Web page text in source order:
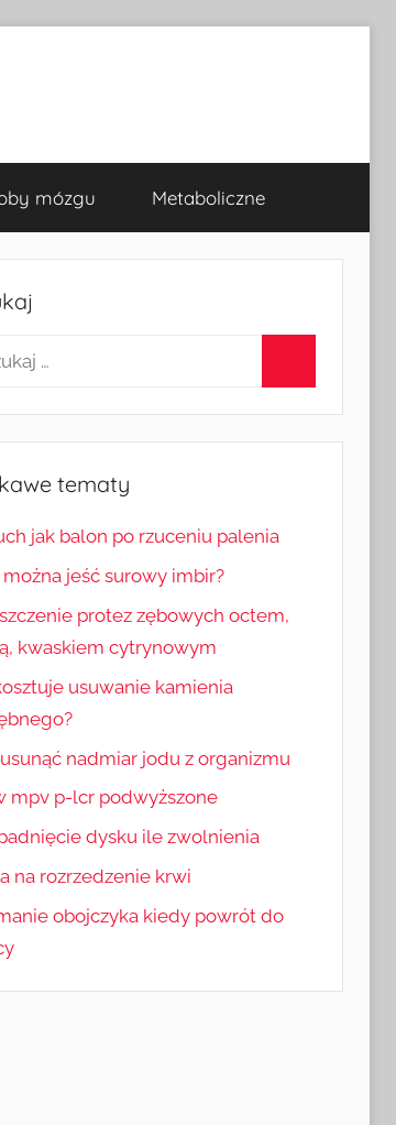
mózgu Metaboliczne
tematy
jak balon po rzuceniu palenia
można jeść surowy imbir?
protez zębowych octem,
kwaskiem cytrynowym
usuwanie kamienia
nadmiar jodu z organizmu
mpv p-lcr podwyższone
dysku ile zwolnienia
na rozrzedzenie krwi
obojczyka kiedy powrót do